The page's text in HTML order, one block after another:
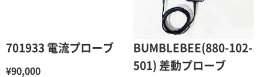
701933 電流プローブ
¥90,000
BUMBLEBEE(880-102-
501) 差動プローブ